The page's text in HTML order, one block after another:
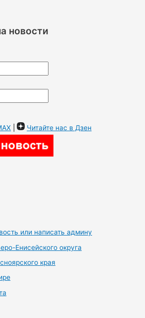
новости
| Читайте нас в Дзен
или написать админу
Енисейского округа
края